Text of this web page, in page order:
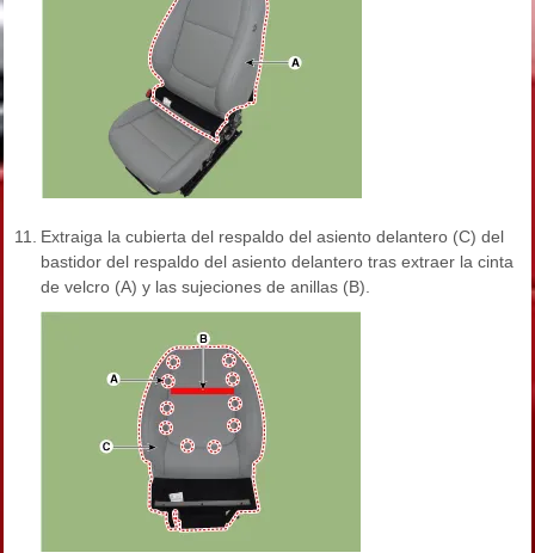
11.
Extraiga la cubierta del respaldo del asiento delantero (C) del
bastidor del respaldo del asiento delantero tras extraer la cinta
de velcro (A) y las sujeciones de anillas (B).